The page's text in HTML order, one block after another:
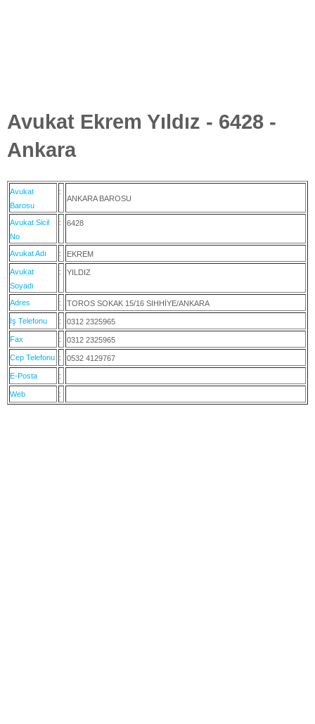
Avukat Ekrem Yıldız - 6428 -
Ankara
Avukat
Barosu
:
ANKARA BAROSU
Avukat Sicil
No
: 6428
Avukat Adı : EKREM
Avukat
Soyadı
: YILDIZ
Adres : TOROS SOKAK 15/16 SIHHİYE/ANKARA
İş Telefonu : 0312 2325965
Fax : 0312 2325965
Cep Telefonu : 0532 4129767
E-Posta :
Web :